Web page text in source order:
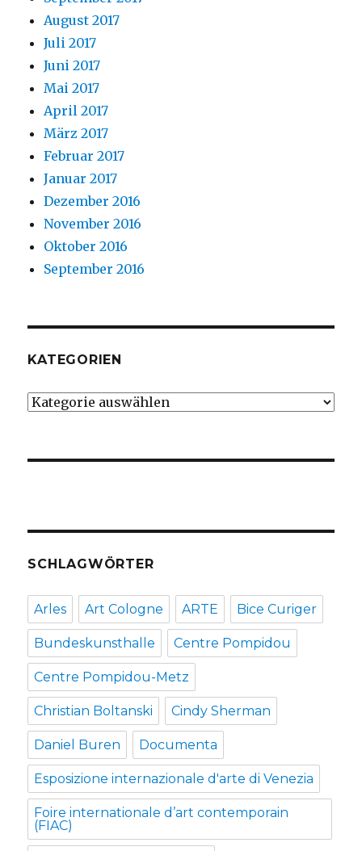
August 2017
Juli 2017
Juni 2017
Mai 2017
April 2017
März 2017
Februar 2017
Januar 2017
Dezember 2016
November 2016
Oktober 2016
September 2016
KATEGORIEN
Kategorien
SCHLAGWÖRTER
Arles Art Cologne ARTE Bice Curiger
Bundeskunsthalle Centre Pompidou
Centre Pompidou-Metz
Christian Boltanski Cindy Sherman
Daniel Buren Documenta
Esposizione internazionale d'arte di Venezia
Foire internationale d’art contemporain
(FIAC)